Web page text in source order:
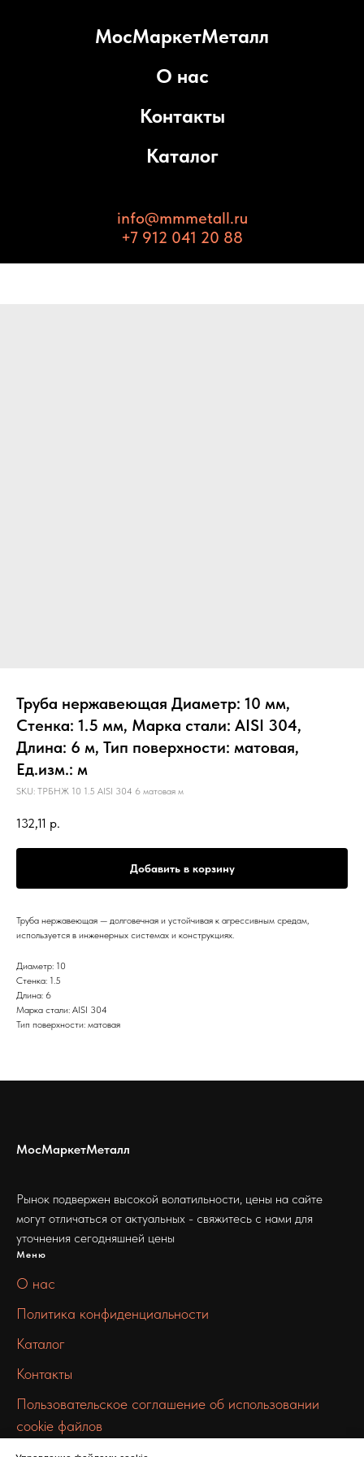
МосМаркетМеталл
О нас
Контакты
Каталог
info@mmmetall.ru
+7 912 041 20 88
Труба нержавеющая Диаметр: 10 мм,
Стенка: 1.5 мм, Марка стали: AISI 304,
Длина: 6 м, Тип поверхности: матовая,
Ед.изм.: м
SKU: ТРБНЖ 10 1.5 AISI 304 6 матовая м
132,11 р.
Добавить в корзину
Труба нержавеющая — долговечная и устойчивая к агрессивным средам,
используется в инженерных системах и конструкциях.
Диаметр: 10
Стенка: 1.5
Длина: 6
Марка стали: AISI 304
Тип поверхности: матовая
МосМаркетМеталл
Рынок подвержен высокой волатильности, цены на сайте
могут отличаться от актуальных - свяжитесь с нами для
уточнения сегодняшней цены
Меню
О нас
Политика конфиденциальности
Каталог
Контакты
Пользовательское соглашение об использовании
cookie файлов